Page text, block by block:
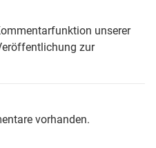
unserer
zur
vorhanden.